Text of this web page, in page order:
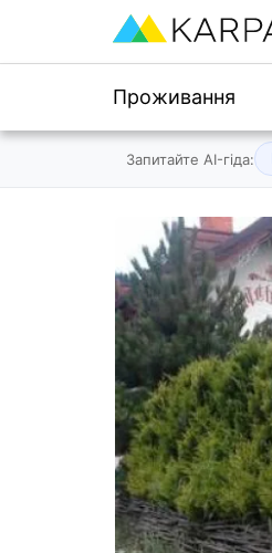
Проживання
Запитайте AI-гіда: